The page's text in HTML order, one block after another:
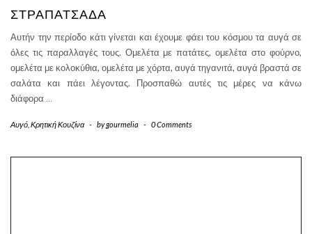
ΣΤΡΑΠΑΤΣΆΔΑ
Αυτήν την περίοδο κάτι γίνεται και έχουμε φάει του κόσμου τα αυγά σε
όλες τις παραλλαγές τους. Ομελέτα με πατάτες, ομελέτα στο φούρνο,
ομελέτα με κολοκύθια, ομελέτα με χόρτα, αυγά τηγανιτά, αυγά βραστά σε
σαλάτα και πάει λέγοντας. Προσπαθώ αυτές τις μέρες να κάνω
διάφορα …
Αυγό Κρητική Κουζίνα - bygourmelia - 0 Comments